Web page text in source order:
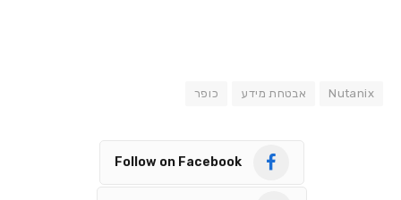
Nutanix אבטחת מידע כופר
Follow on Facebook